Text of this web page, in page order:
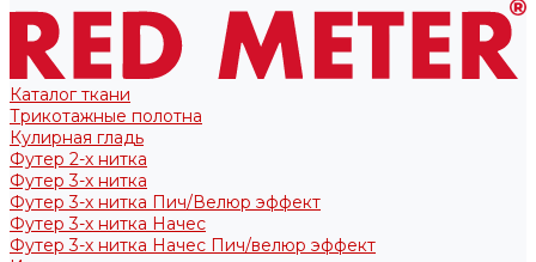
Каталог ткани
Трикотажные полотна
Кулирная гладь
Футер 2-х нитка
Футер 3-х нитка
Футер 3-х нитка Пич/Велюр эффект
Футер 3-х нитка Начес
Футер 3-х нитка Начес Пич/велюр эффект